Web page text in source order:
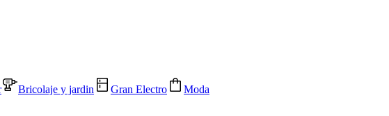
Bricolaje y jardin Gran Electro Moda